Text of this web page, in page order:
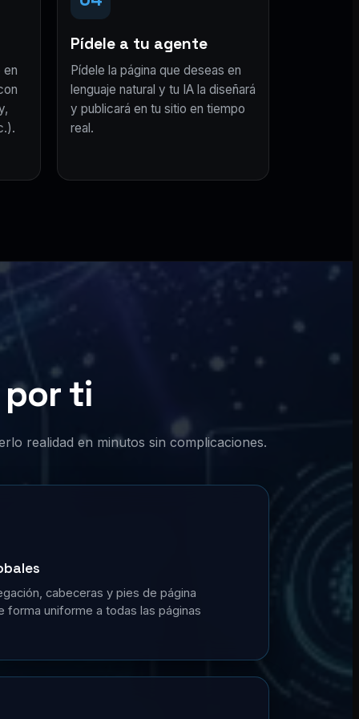
en
Pídele a tu agente
Pídele la página que deseas en
lenguaje natural y tu IA la diseñará
y publicará en tu sitio en tiempo
real.
ti
realidad en minutos sin complicaciones.
cabeceras y pies de página
forma uniforme a todas las páginas